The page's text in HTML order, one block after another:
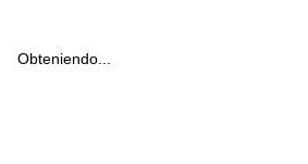
Obteniendo...